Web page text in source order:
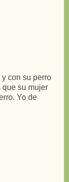
con su perro
que su mujer
Yo de